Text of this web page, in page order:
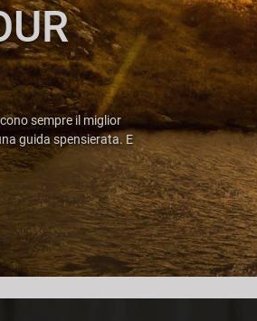
sempre il miglior
guida spensierata. E